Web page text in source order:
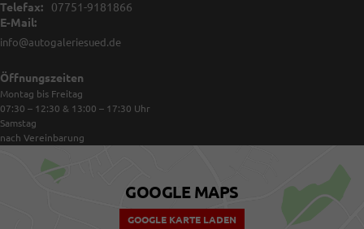
Telefax:
07751-9181866
E-Mail:
info@autogaleriesued.de
Öffnungszeiten
Montag bis Freitag
07:30 – 12:30 & 13:00 – 17:30 Uhr
Samstag
nach Vereinbarung
GOOGLE MAPS
GOOGLE KARTE LADEN